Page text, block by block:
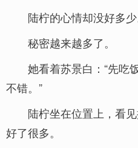
陆柠的心情却没好多少
秘密越来越多了。
她看着苏景白：“先吃
不错。”
陆柠坐在位置上，看
好了很多。